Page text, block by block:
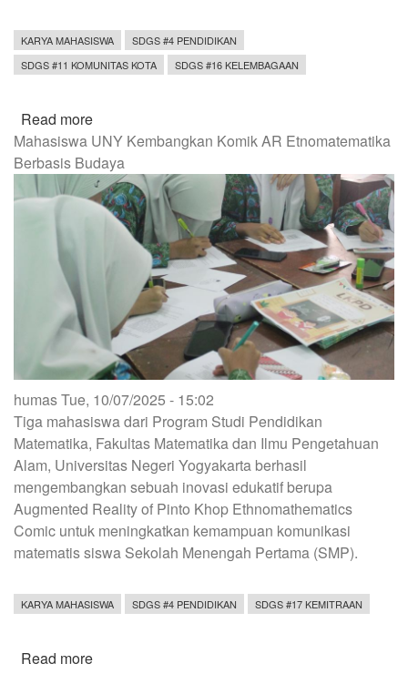
KARYA MAHASISWA
SDGS #4 PENDIDIKAN
SDGS #11 KOMUNITAS KOTA
SDGS #16 KELEMBAGAAN
Read more
Mahasiswa
UNY
Angkat
Falsafah
Jawa
Uwur,
Sembur’
untuk
Penguatan
Tata
Krama
Generasi
Alpha
Mahasiswa UNY Kembangkan Komik AR Etnomatematika
Berbasis Budaya
humasTue, 10/07/2025 - 15:02
Tiga mahasiswa dari Program Studi Pendidikan
Matematika, Fakultas Matematika dan Ilmu Pengetahuan
Alam, Universitas Negeri Yogyakarta berhasil
mengembangkan sebuah inovasi edukatif berupa
Augmented Reality of Pinto Khop Ethnomathematics
Comic untuk meningkatkan kemampuan komunikasi
matematis siswa Sekolah Menengah Pertama (SMP).
KARYA MAHASISWA SDGS #4 PENDIDIKAN SDGS #17 KEMITRAAN
Read more